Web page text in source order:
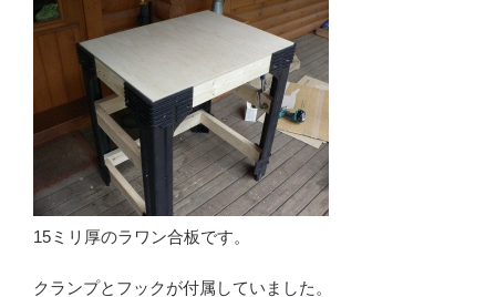
15ミリ厚のラワン合板です。
クランプとフックが付属していました。